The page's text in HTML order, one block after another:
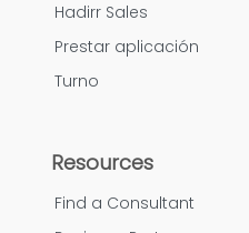
Hadirr Sales
Prestar aplicación
Turno
Resources
Find a Consultant